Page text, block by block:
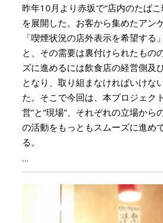
昨年10月より赤坂で“店内のたば
を展開した。お客から集めたアン
「喫煙状況の店外表示を希望する
と、その需要は裏付けられたもの
ズに進めるには飲食店の経営側及
となり、取り組まなければいけな
た。そこで今回は、本プロジェク
営”と“現場”、それぞれの立場から
の活動をもっともスムーズに進め
る。
…